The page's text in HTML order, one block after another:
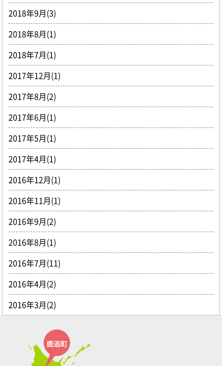
2018年9月(3)
2018年8月(1)
2018年7月(1)
2017年12月(1)
2017年8月(2)
2017年6月(1)
2017年5月(1)
2017年4月(1)
2016年12月(1)
2016年11月(1)
2016年9月(2)
2016年8月(1)
2016年7月(11)
2016年4月(2)
2016年3月(2)